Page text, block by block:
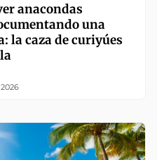
anacondas
una
la caza de curiyúes